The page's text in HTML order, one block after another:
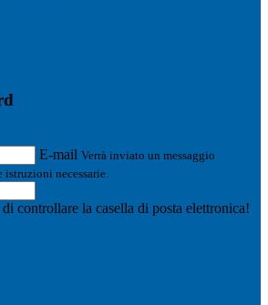
E-mail Verrà inviato un messaggio
necessarie.
controllare la casella di posta elettronica!